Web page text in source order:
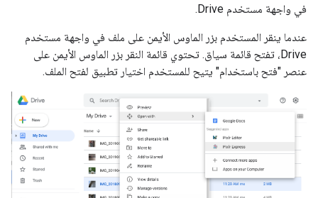
في واجهة مستخدم Drive.
عندما ينقر المستخدم بزر الماوس الأيمن على ملف في واجهة مستخدم
Drive، تفتح قائمة سياق. تحتوي قائمة النقر بزر الماوس الأيمن على
عنصر "فتح باستخدام" يتيح للمستخدم اختيار تطبيق لفتح الملف.